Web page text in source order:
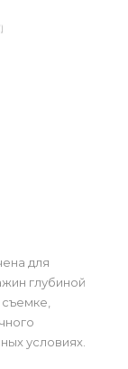
для
глубиной
условиях.